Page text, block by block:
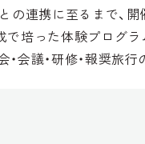
との連携に至るまで、
で培った体験プログ
会議・研修・報奨旅行